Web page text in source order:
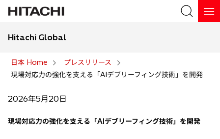
検索
Hitachi Global
日本 Home
プレスリリース
現場対応力の強化を支える「AIデブリーフィング技術」を開発
2026年5月20日
現場対応力の強化を支える「AIデブリーフィング技術」を開発